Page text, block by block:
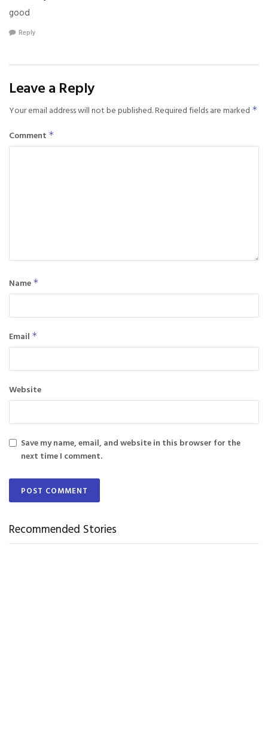
good
Reply
Leave a Reply
Your email address will not be published.Required fields are marked *
Comment *
Name *
Email *
Website
Save my name, email, and website in this browser for the
next time I comment.
Recommended Stories